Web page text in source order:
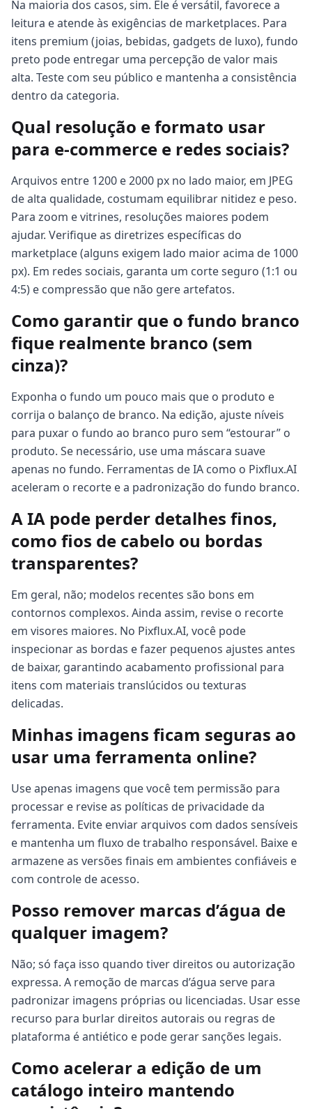
Na maioria dos casos, sim. Ele é versátil, favorece a
leitura e atende às exigências de marketplaces. Para
itens premium (joias, bebidas, gadgets de luxo), fundo
preto pode entregar uma percepção de valor mais
alta. Teste com seu público e mantenha a consistência
dentro da categoria.
Qual resolução e formato usar
para e-commerce e redes sociais?
Arquivos entre 1200 e 2000 px no lado maior, em JPEG
de alta qualidade, costumam equilibrar nitidez e peso.
Para zoom e vitrines, resoluções maiores podem
ajudar. Verifique as diretrizes específicas do
marketplace (alguns exigem lado maior acima de 1000
px). Em redes sociais, garanta um corte seguro (1:1 ou
4:5) e compressão que não gere artefatos.
Como garantir que o fundo branco
fique realmente branco (sem
cinza)?
Exponha o fundo um pouco mais que o produto e
corrija o balanço de branco. Na edição, ajuste níveis
para puxar o fundo ao branco puro sem “estourar” o
produto. Se necessário, use uma máscara suave
apenas no fundo. Ferramentas de IA como o Pixflux.AI
aceleram o recorte e a padronização do fundo branco.
A IA pode perder detalhes finos,
como fios de cabelo ou bordas
transparentes?
Em geral, não; modelos recentes são bons em
contornos complexos. Ainda assim, revise o recorte
em visores maiores. No Pixflux.AI, você pode
inspecionar as bordas e fazer pequenos ajustes antes
de baixar, garantindo acabamento profissional para
itens com materiais translúcidos ou texturas
delicadas.
Minhas imagens ficam seguras ao
usar uma ferramenta online?
Use apenas imagens que você tem permissão para
processar e revise as políticas de privacidade da
ferramenta. Evite enviar arquivos com dados sensíveis
e mantenha um fluxo de trabalho responsável. Baixe e
armazene as versões finais em ambientes confiáveis e
com controle de acesso.
Posso remover marcas d’água de
qualquer imagem?
Não; só faça isso quando tiver direitos ou autorização
expressa. A remoção de marcas d’água serve para
padronizar imagens próprias ou licenciadas. Usar esse
recurso para burlar direitos autorais ou regras de
plataforma é antiético e pode gerar sanções legais.
Como acelerar a edição de um
catálogo inteiro mantendo